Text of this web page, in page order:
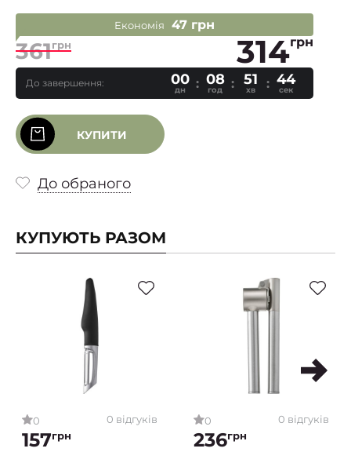
Економія 47 грн
361грн 314грн
До завершення: 00
дн
08
год
51
хв
43
сек
КУПИТИ
До обраного
КУПУЮТЬ РАЗОМ
0 0 відгуків
157грн
0 0 відгуків
236грн